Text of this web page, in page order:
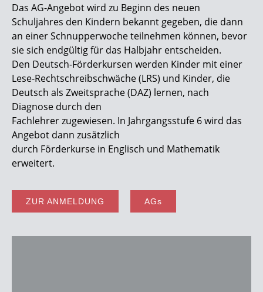
Das AG-Angebot wird zu Beginn des neuen
Schuljahres den Kindern bekannt gegeben, die dann
an einer Schnupperwoche teilnehmen können, bevor
sie sich endgültig für das Halbjahr entscheiden.
Den Deutsch-Förderkursen werden Kinder mit einer
Lese-Rechtschreibschwäche (LRS) und Kinder, die
Deutsch als Zweitsprache (DAZ) lernen, nach
Diagnose durch den
Fachlehrer zugewiesen. In Jahrgangsstufe 6 wird das
Angebot dann zusätzlich
durch Förderkurse in Englisch und Mathematik
erweitert.
ZUR ANMELDUNG AGs